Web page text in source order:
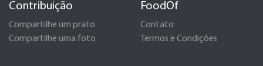
Contribuição
Compartilhe um prato
Compartilhe uma foto
FoodOf
Contato
Termos e Condições